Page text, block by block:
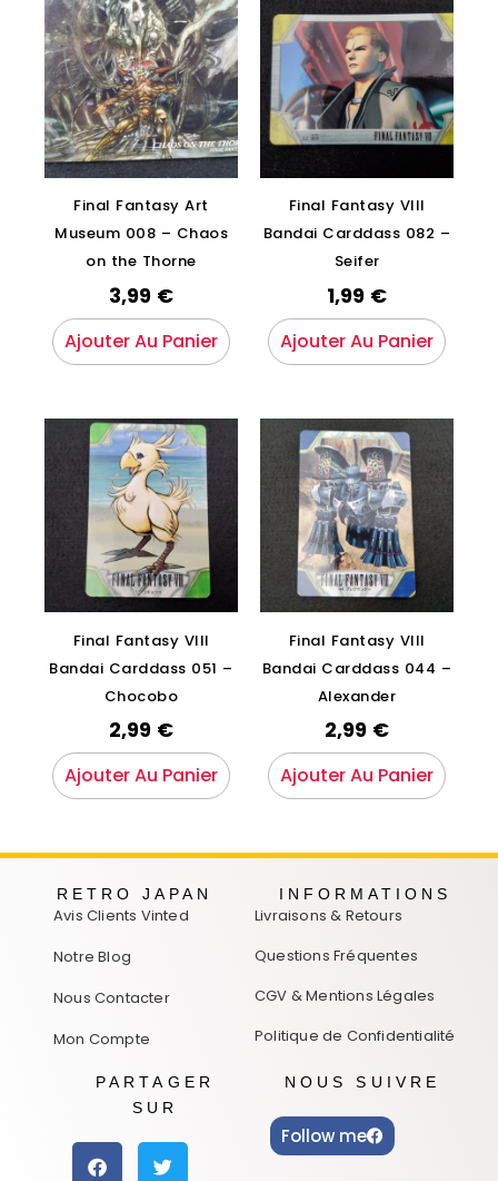
Final Fantasy Art
Museum 008 – Chaos
on the Thorne
3,99 €
Ajouter Au Panier
Final Fantasy VIII
Bandai Carddass 082 –
Seifer
1,99 €
Ajouter Au Panier
Final Fantasy VIII
Bandai Carddass 051 –
Chocobo
2,99 €
Ajouter Au Panier
Final Fantasy VIII
Bandai Carddass 044 –
Alexander
2,99 €
Ajouter Au Panier
RETRO JAPAN
Avis Clients Vinted
Notre Blog
Nous Contacter
Mon Compte
INFORMATIONS
Livraisons & Retours
Questions Fréquentes
CGV & Mentions Légales
Politique de Confidentialité
PARTAGER
SUR
NOUS SUIVRE
Follow me